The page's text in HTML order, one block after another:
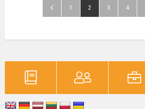
1 2 3 4